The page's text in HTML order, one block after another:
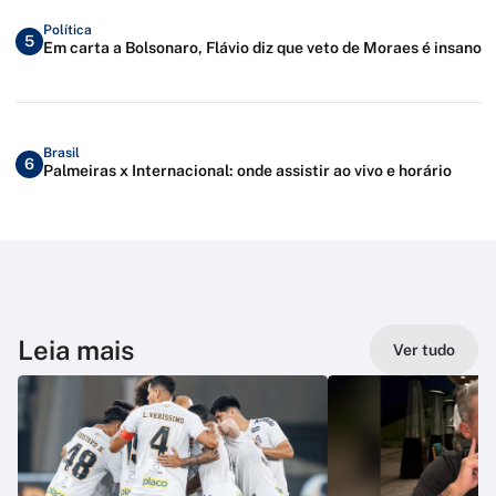
5
Política
Em carta a Bolsonaro, Flávio diz que veto de Moraes é insano
6
Brasil
Palmeiras x Internacional: onde assistir ao vivo e horário
Leia mais Ver tudo